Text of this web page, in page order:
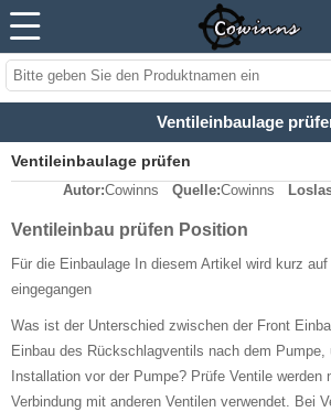
Ventileinbaulage
Ventileinbaulage prüfen
Autor:Cowinns Quelle:Cowinns
Ventileinbau prüfen Position
Für die Einbaulage In diesem Artikel wird kurz
eingegangen
Was ist der Unterschied zwischen der Front
Einbau des Rückschlagventils nach dem Pumpe,
Installation vor der Pumpe? Prüfe Ventile werden
Verbindung mit anderen Ventilen verwendet. Bei